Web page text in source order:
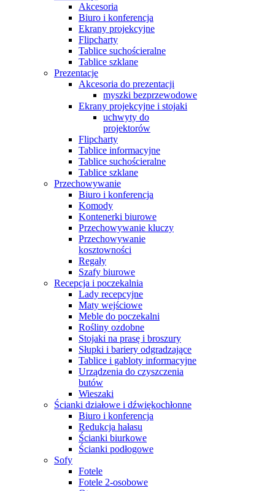
Akcesoria
Biuro i konferencja
Ekrany projekcyjne
Flipcharty
Tablice suchościeralne
Tablice szklane
Prezentacje
Akcesoria do prezentacji
myszki bezprzewodowe
Ekrany projekcyjne i stojaki
uchwyty do
projektorów
Flipcharty
Tablice informacyjne
Tablice suchościeralne
Tablice szklane
Przechowywanie
Biuro i konferencja
Komody
Kontenerki biurowe
Przechowywanie kluczy
Przechowywanie
kosztowności
Regały
Szafy biurowe
Recepcja i poczekalnia
Lady recepcyjne
Maty wejściowe
Meble do poczekalni
Rośliny ozdobne
Stojaki na prasę i broszury
Słupki i bariery odgradzające
Tablice i gabloty informacyjne
Urządzenia do czyszczenia
butów
Wieszaki
Ścianki działowe i dźwiękochłonne
Biuro i konferencja
Redukcja hałasu
Ścianki biurkowe
Ścianki podłogowe
Sofy
Fotele
Fotele 2-osobowe